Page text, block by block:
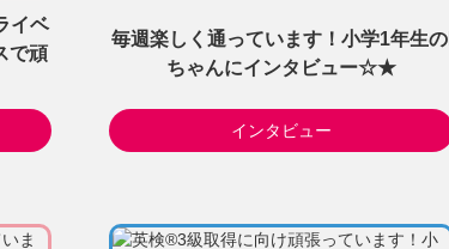
イベ
で頑
毎週楽しく通っています！小学1年生のI
ちゃんにインタビュー☆★
インタビュー